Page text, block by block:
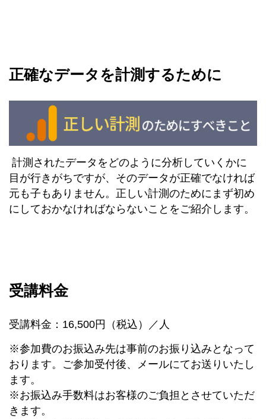
正確なデータを計測するために
計測されたデータをどのように分析していくかに
目が行きがちですが、そのデータが正確でなければ
元も子もありません。正しい計測のためにまず初め
にしておかなければならないことをご紹介します。
受講料金
受講料金：16,500円（税込）／人
※参加費のお振込み先は事前のお振り込みとなって
おります。ご参加受付後、メールにてお送りいたし
ます。
※お振込み手数料はお客様のご負担とさせていただ
きます。